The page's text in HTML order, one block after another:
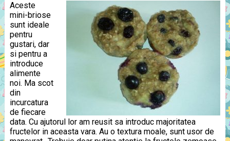
Aceste
mini-briose
sunt ideale
pentru
gustari, dar
si pentru a
introduce
alimente
noi. Ma scot
din
incurcatura
de fiecare
data. Cu ajutorul lor am reusit sa introduc majoritatea
fructelor in aceasta vara. Au o textura moale, sunt usor de